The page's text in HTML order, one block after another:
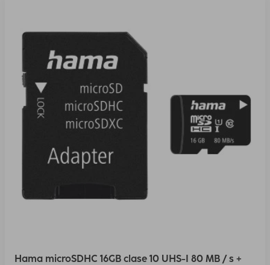
Hama microSDHC 16GB clase 10 UHS-I 80 MB / s +